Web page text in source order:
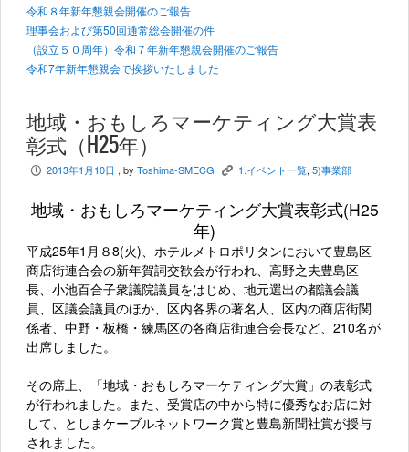
令和８年新年懇親会開催のご報告
理事会および第50回通常総会開催の件
（設立５０周年）令和７年新年懇親会開催のご報告
令和7年新年懇親会で挨拶いたしました
地域・おもしろマーケティング大賞表
彰式（H25年）
P 2013年1月10日 , by Toshima-SMECG K 1.イベント一覧, 5)事業部
地域・おもしろマーケティング大賞表彰式(H25
年)
平成25年1月８8(火)、ホテルメトロポリタンにおいて豊島区
商店街連合会の新年賀詞交歓会が行われ、高野之夫豊島区
長、小池百合子衆議院議員をはじめ、地元選出の都議会議
員、区議会議員のほか、区内各界の著名人、区内の商店街関
係者、中野・板橋・練馬区の各商店街連合会長など、210名が
出席しました。
その席上、「地域・おもしろマーケティング大賞」の表彰式
が行われました。また、受賞店の中から特に優秀なお店に対
して、としまケーブルネットワーク賞と豊島新聞社賞が授与
されました。